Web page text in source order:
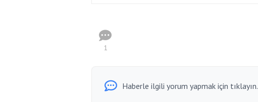
1
Haberle ilgili yorum yapmak için tıklayın.